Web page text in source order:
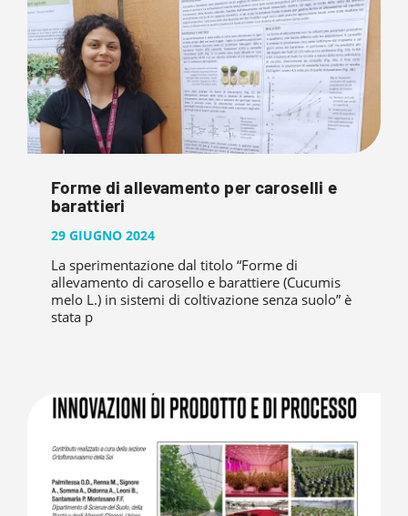
Forme di allevamento per caroselli e
barattieri
29 GIUGNO 2024
La sperimentazione dal titolo “Forme di
allevamento di carosello e barattiere (Cucumis
melo L.) in sistemi di coltivazione senza suolo” è
stata p